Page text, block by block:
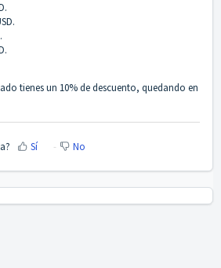
tienes un 10% de descuento, quedando en
Sí No